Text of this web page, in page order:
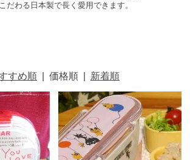
だわる日本製で長く愛用できます。
すめ順 価格順 新着順